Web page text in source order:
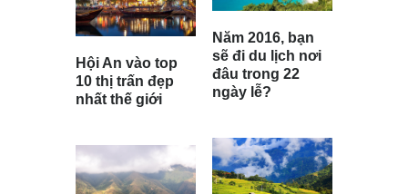
Hội An vào top
10 thị trấn đẹp
nhất thế giới
Năm 2016, bạn
sẽ đi du lịch nơi
đâu trong 22
ngày lễ?